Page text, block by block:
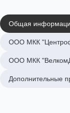
Общая
ООО МКК
ООО МКК
Дополнительные
займов,
политикой
сайта,
согласие
обработку